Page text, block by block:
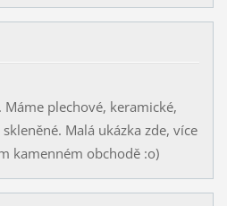
plechové, keramické,
Malá ukázka zde, více
kamenném obchodě :o)